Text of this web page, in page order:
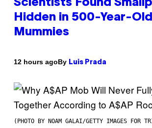
Scientists Found
Hidden in 500-Year-
Mummies
12 hours agoBy Luis Prada
(PHOTO BY NOAM GALAI/GETTY IMAGES FOR